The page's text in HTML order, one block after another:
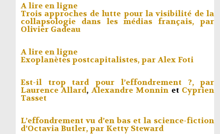
A lire en ligne
Trois approches de lutte pour la visibilité de la
collapsologie dans les médias français, par
Olivier Gadeau
A lire en ligne
Exoplanètes postcapitalistes, parAlex Foti
Est-il trop tard pour l’effondrement ?, par
Laurence Allard, Alexandre Monnin et Cyprien
Tasset
L’effondrement vu d’en bas et la science-fiction
d’Octavia Butler, par Ketty Steward